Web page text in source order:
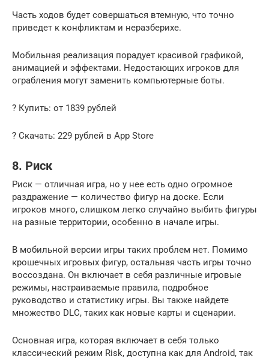
Часть ходов будет совершаться втемную, что точно
приведет к конфликтам и неразберихе.
Мобильная реализация порадует красивой графикой,
анимацией и эффектами. Недостающих игроков для
ограбления могут заменить компьютерные боты.
? Купить: от 1839 рублей
? Скачать: 229 рублей в App Store
8. Риск
Риск — отличная игра, но у нее есть одно огромное
раздражение — количество фигур на доске. Если
игроков много, слишком легко случайно выбить фигуры
на разные территории, особенно в начале игры.
В мобильной версии игры таких проблем нет. Помимо
крошечных игровых фигур, остальная часть игры точно
воссоздана. Он включает в себя различные игровые
режимы, настраиваемые правила, подробное
руководство и статистику игры. Вы также найдете
множество DLC, таких как новые карты и сценарии.
Основная игра, которая включает в себя только
классический режим Risk, доступна как для Android, так